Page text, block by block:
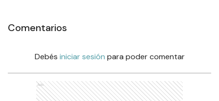
Comentarios
Debés iniciar sesión para poder comentar
Ads